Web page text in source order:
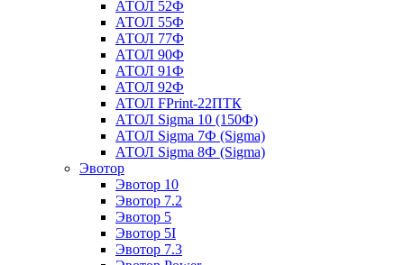
АТОЛ 52Ф
АТОЛ 55Ф
АТОЛ 77Ф
АТОЛ 90Ф
АТОЛ 91Ф
АТОЛ 92Ф
АТОЛ FPrint-22ПТК
АТОЛ Sigma 10 (150Ф)
АТОЛ Sigma 7Ф (Sigma)
АТОЛ Sigma 8Ф (Sigma)
Эвотор
Эвотор 10
Эвотор 7.2
Эвотор 5
Эвотор 5I
Эвотор 7.3